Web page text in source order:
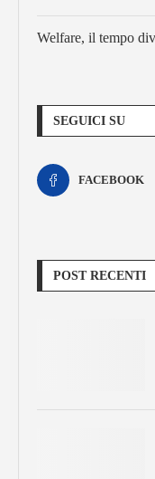
Welfare, il tempo
SEGUICI SU
FACEBOOK
POST RECENTI